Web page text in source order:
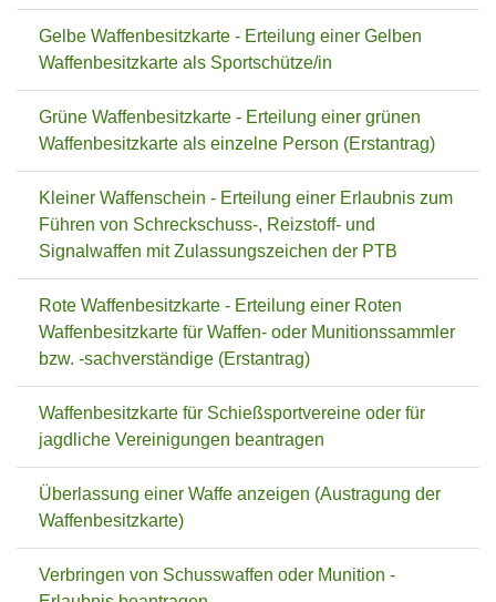
Gelbe Waffenbesitzkarte - Erteilung einer Gelben
Waffenbesitzkarte als Sportschütze/in
Grüne Waffenbesitzkarte - Erteilung einer grünen
Waffenbesitzkarte als einzelne Person (Erstantrag)
Kleiner Waffenschein - Erteilung einer Erlaubnis zum
Führen von Schreckschuss-, Reizstoff- und
Signalwaffen mit Zulassungszeichen der PTB
Rote Waffenbesitzkarte - Erteilung einer Roten
Waffenbesitzkarte für Waffen- oder Munitionssammler
bzw. -sachverständige (Erstantrag)
Waffenbesitzkarte für Schießsportvereine oder für
jagdliche Vereinigungen beantragen
Überlassung einer Waffe anzeigen (Austragung der
Waffenbesitzkarte)
Verbringen von Schusswaffen oder Munition -